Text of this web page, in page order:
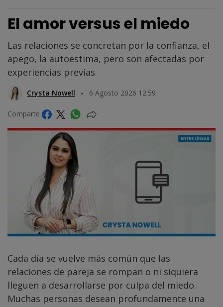
El amor versus el miedo
Las relaciones se concretan por la confianza, el
apego, la autoestima, pero son afectadas por
experiencias previas.
Crysta Nowell 6 Agosto 2026 12:59
Comparte
Cada día se vuelve más común que las
relaciones de pareja se rompan o ni siquiera
lleguen a desarrollarse por culpa del miedo.
Muchas personas desean profundamente una